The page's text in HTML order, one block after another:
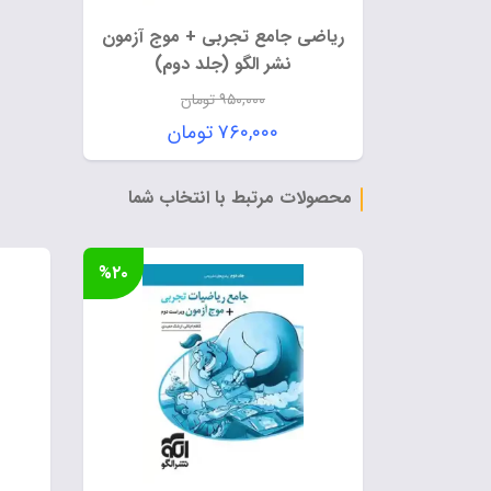
ریاضی جامع تجربی + موج آزمون
نشر الگو (جلد دوم)
۹۵۰,۰۰۰تومان
قیمت
اصلی:
۹۵۰,۰۰۰ تومان
بود.
۷۶۰,۰۰۰تومان
قیمت
فعلی:
محصولات مرتبط با انتخاب شما
%۲۰